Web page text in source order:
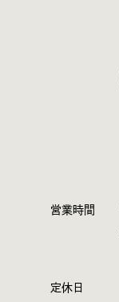
営業時間
定休日